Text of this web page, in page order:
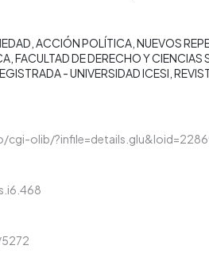
ACCIÓN POLÍTICA NUEVOS
FACULTAD DE DERECHO Y CIENCIAS
- UNIVERSIDAD ICESI
olib/